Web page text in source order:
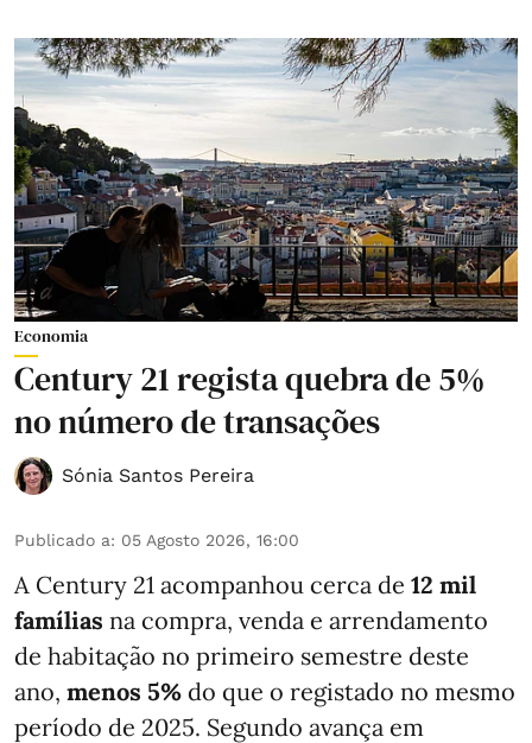
Economia
Century 21 regista quebra de 5%
no número de transações
Sónia Santos Pereira
Publicado a: 05 Agosto 2026, 16:00
A Century 21 acompanhou cerca de 12 mil
famílias na compra, venda e arrendamento
de habitação no primeiro semestre deste
ano, menos 5% do que o registado no mesmo
período de 2025. Segundo avança em